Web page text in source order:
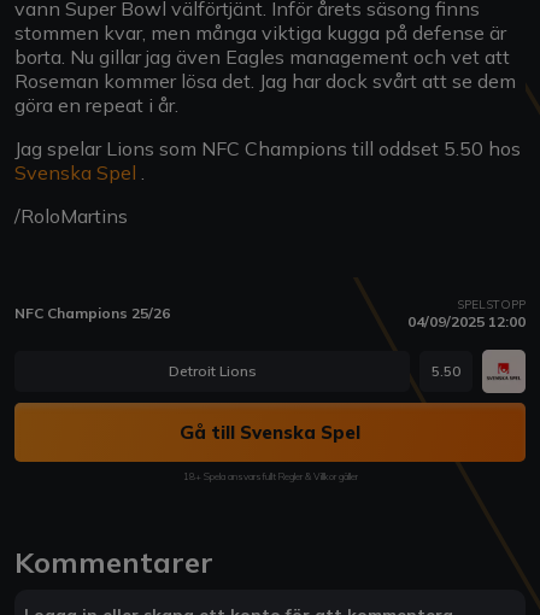
vann Super Bowl välförtjänt. Inför årets säsong finns
stommen kvar, men många viktiga kugga på defense är
borta. Nu gillar jag även Eagles management och vet att
Roseman kommer lösa det. Jag har dock svårt att se dem
göra en repeat i år.
Jag spelar Lions som NFC Champions till oddset 5.50 hos
Svenska Spel
/RoloMartins
NFC Champions 25/26 SPELSTOPP
04/09/2025 12:00
Detroit Lions 5.50
Gå till Svenska Spel
18+ Spela ansvarsfullt Regler & Villkor gäller
Kommentarer